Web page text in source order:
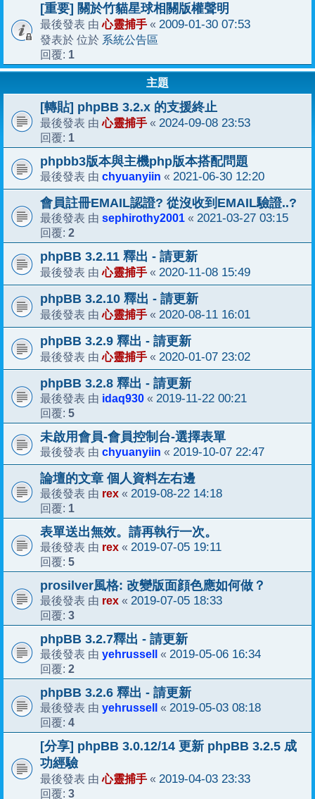
[重要] 關於竹貓星球相關版權聲明
最後發表 由心靈捕手 « 2009-01-30 07:53
發表於 位於 系統公告區
回覆: 1
主題
[轉貼] phpBB 3.2.x 的支援終止
最後發表 由心靈捕手 « 2024-09-08 23:53
回覆: 1
phpbb3版本與主機php版本搭配問題
最後發表 由 chyuanyiin « 2021-06-30 12:20
會員註冊EMAIL認證? 從沒收到EMAIL驗證..?
最後發表 由 sephirothy2001 « 2021-03-27 03:15
回覆: 2
phpBB 3.2.11 釋出 - 請更新
最後發表 由心靈捕手 « 2020-11-08 15:49
phpBB 3.2.10 釋出 - 請更新
最後發表 由心靈捕手 « 2020-08-11 16:01
phpBB 3.2.9 釋出 - 請更新
最後發表 由心靈捕手 « 2020-01-07 23:02
phpBB 3.2.8 釋出 - 請更新
最後發表 由 idaq930 « 2019-11-22 00:21
回覆: 5
未啟用會員-會員控制台-選擇表單
最後發表 由 chyuanyiin « 2019-10-07 22:47
論壇的文章 個人資料左右邊
最後發表 由 rex « 2019-08-22 14:18
回覆: 1
表單送出無效。請再執行一次。
最後發表 由 rex « 2019-07-05 19:11
回覆: 5
prosilver風格: 改變版面顔色應如何做？
最後發表 由 rex « 2019-07-05 18:33
回覆: 3
phpBB 3.2.7釋出 - 請更新
最後發表 由 yehrussell « 2019-05-06 16:34
回覆: 2
phpBB 3.2.6 釋出 - 請更新
最後發表 由 yehrussell « 2019-05-03 08:18
回覆: 4
[分享] phpBB 3.0.12/14 更新 phpBB 3.2.5 成
功經驗
最後發表 由心靈捕手 « 2019-04-03 23:33
回覆: 3